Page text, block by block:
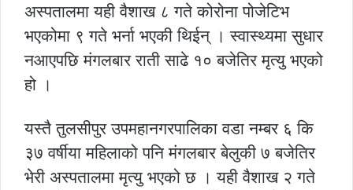
अस्पतालमा यही वैशाख ८ गते कोरोना पोजेटिभ
भएकोमा ९ गते भर्ना भएकी थिईन् । स्वास्थ्यमा सुधार
नआएपछि मंगलबार राती साढे १० बजेतिर मृत्यु भएको
हो ।
यस्तै तुलसीपुर उपमहानगरपालिका वडा नम्बर ६ कि
३७ वर्षीया महिलाको पनि मंगलबार बेलुकी ७ बजेतिर
भेरी अस्पतालमा मृत्यु भएको छ । यही वैशाख २ गते